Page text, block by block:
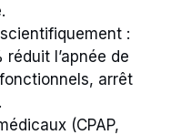
:
l’apnée de
arrêt
(CPAP,